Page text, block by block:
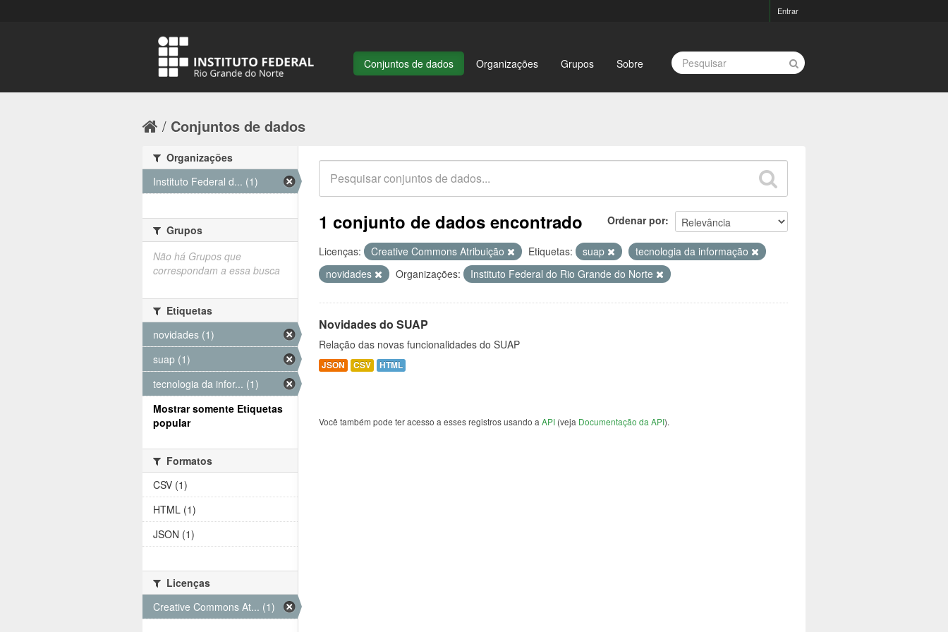
Entrar
Conjuntos de dados Organizações Grupos Sobre
Conjuntos de dados
Ordenar por
1 conjunto de dados encontrado
Licenças: Creative Commons Atribuição Etiquetas: suap
tecnologia da informação
novidades
Organizações: Instituto Federal do Rio Grande do Norte
Novidades do SUAP
Relação das novas funcionalidades do SUAP
JSON CSV HTML
Você também pode ter acesso a esses registros usando a API (veja Documentação da API).
Organizações
Instituto Federal d... (1)
Grupos
Não há Grupos que
correspondam a essa busca
Etiquetas
novidades (1)
suap (1)
tecnologia da infor... (1)
Mostrar somente Etiquetas
popular
Formatos
CSV (1)
HTML (1)
JSON (1)
Licenças
Creative Commons At... (1)